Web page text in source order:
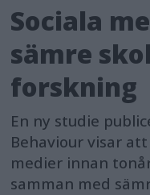
Sociala
sämre
forskning
En ny studie
Behaviour visar
medier innan
samman med